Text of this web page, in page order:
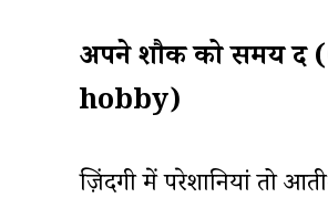
अपने शौक को समय दें
hobby)
ज़िंदगी में परेशानियां तो